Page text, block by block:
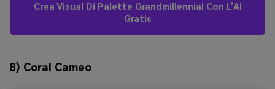
Crea Visual Di Palette Grandmillennial Con L’AI
Gratis
8) Coral Cameo